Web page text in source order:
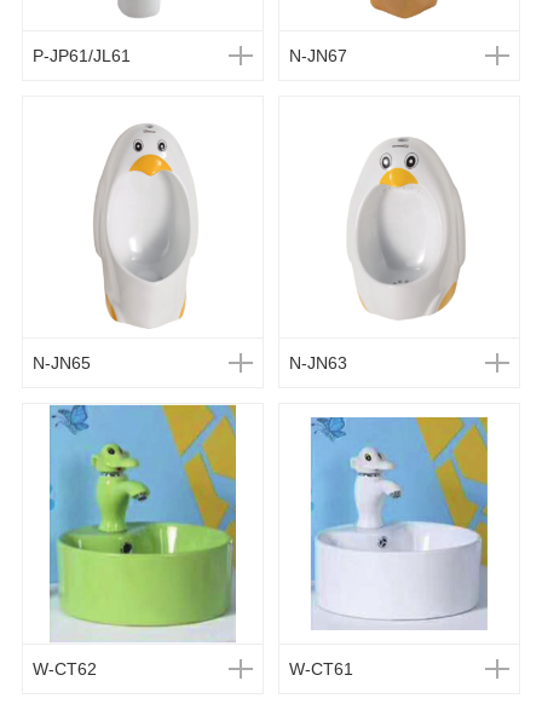
P-JP61/JL61 N-JN67
N-JN65 N-JN63
W-CT62 W-CT61